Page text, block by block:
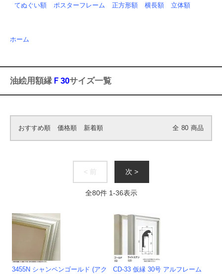
てぬぐい額
ポスターフレーム 正方形額 横長額 立体額
ホーム
油絵用額縁 Ｆ30サイズ一覧
おすすめ順 価格順 新着順 全 80 商品
< 前 次 >
全80件 1-36表示
3455N シャンペンゴールド (アク
CD-33 仮縁 30号 アルフレーム